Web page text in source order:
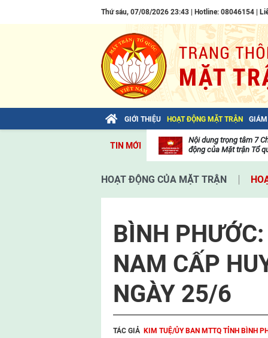
Thứ sáu, 07/08/2026 23:43 | Hotline: 08046154 |
GIỚI THIỆU HOẠT ĐỘNG MẶT TRẬN GIÁM
TIN MỚI
Bài viết của Tổng Bí thư Tô Lâm: TIẾN
viện
Nội dung trọng tâm 7
động của Mặt trận Tổ
HOẠT ĐỘNG CỦA MẶT TRẬN
BÌNH
NAM CẤP
NGÀY 25/6
TÁC GIẢ KIM TUỆ/ỦY BAN MTTQ TỈNH BÌNH